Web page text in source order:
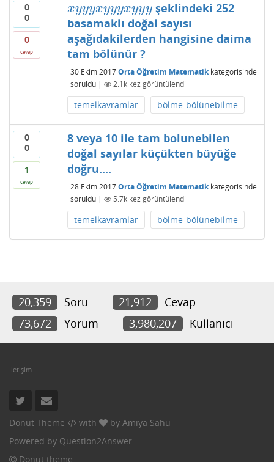
0
0
0
cevap
xyyyxyyyxyyy
xyyyxyyyxyyy
şeklindeki 252
basamaklı doğal sayısı
aşağıdakilerden hangisine daima
tam bölünür ?
30 Ekim 2017 Orta Öğretim Matematikkategorisinde
soruldu | 2.1kkez görüntülendi
temelkavramlar bölme-bölünebilme
0
0
1
cevap
8 veya 10 ile tam bolunebilen
doğal sayılar küçükten büyüğe
doğru....
28 Ekim 2017 Orta Öğretim Matematikkategorisinde
soruldu | 5.7kkez görüntülendi
temelkavramlar bölme-bölünebilme
20,359 Soru 21,912
Cevap
73,672
Yorum 3,980,207 Kullanıcı
İletişim
Donut Theme with by Amiya Sahu
Powered by Question2Answer
Donut theme